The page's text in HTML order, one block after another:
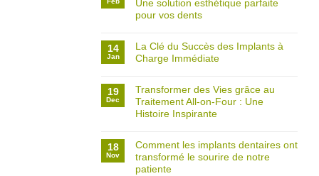
Une solution esthétique parfaite
pour vos dents
14
Jan
La Clé du Succès des Implants à
Charge Immédiate
19
Dec
Transformer des Vies grâce au
Traitement All-on-Four : Une
Histoire Inspirante
18
Nov
Comment les implants dentaires ont
transformé le sourire de notre
patiente